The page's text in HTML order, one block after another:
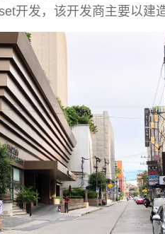
开发，该开发商主要以建